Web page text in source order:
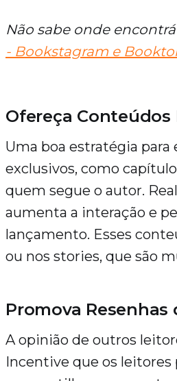
Não sabe onde
- Bookstagram e
Ofereça
Uma boa estratégia
exclusivos, como
quem segue o autor.
aumenta a interação e
lançamento. Esses
ou nos stories, que são
Promova Resenhas
A opinião de outros
Incentive que os leitores